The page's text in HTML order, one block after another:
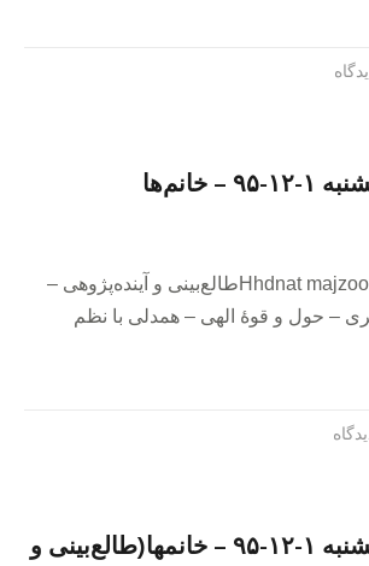
طالع‌بینی و آینده‌پژوهی –
– حول و قوهٔ الهی – همدلی با نظم
مجلس صبح یکشنبه ١-١٢-٩۵ – خانمها(طالع‌بینی و